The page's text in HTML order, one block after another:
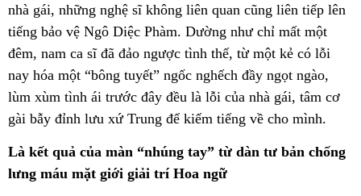
nhà gái, những nghệ sĩ không liên quan cũng liên tiếp lên
tiếng bảo vệ Ngô Diệc Phàm. Dường như chỉ mất một
đêm, nam ca sĩ đã đảo ngược tình thế, từ một kẻ có lỗi
nay hóa một “bông tuyết” ngốc nghếch đầy ngọt ngào,
lùm xùm tình ái trước đây đều là lỗi của nhà gái, tâm cơ
gài bẫy đỉnh lưu xứ Trung để kiếm tiếng về cho mình.
Là kết quả của màn “nhúng tay” từ dàn tư bản chống
lưng máu mặt giới giải trí Hoa ngữ